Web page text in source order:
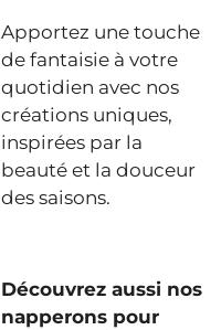
Apportez une touche
de fantaisie à votre
quotidien avec nos
créations uniques,
inspirées par la
beauté et la douceur
des saisons.
Découvrez aussi nos
napperons pour